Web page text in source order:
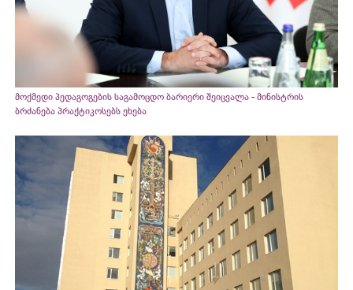
მოქმედი პედაგოგების საგამოცდო ბარიერი შეიცვალა - მინისტრის
ბრძანება პრაქტიკოსებს ეხება